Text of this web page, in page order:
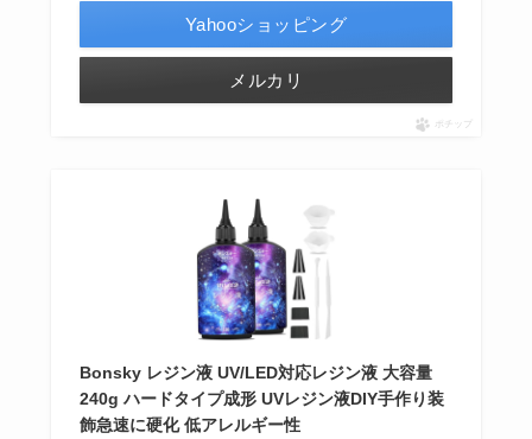
Yahooショッピング
メルカリ
ポチップ
Bonsky レジン液 UV/LED対応レジン液 大容量
240g ハードタイプ成形 UVレジン液DIY手作り装
飾急速に硬化 低アレルギー性